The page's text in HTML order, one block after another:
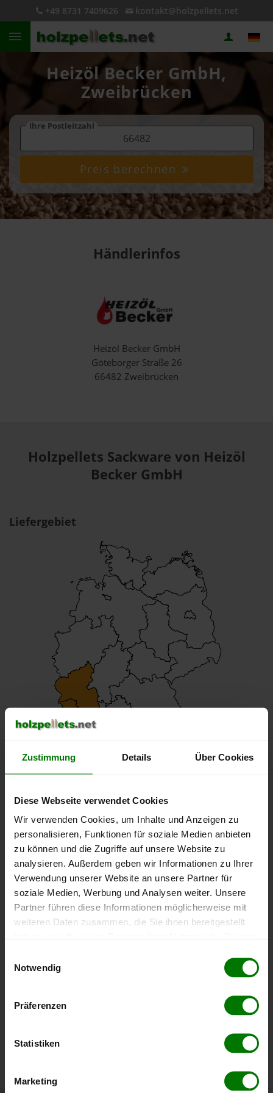
Zustimmung Details Über Cookies
Diese Webseite verwendet Cookies
Wir verwenden Cookies, um Inhalte und Anzeigen zu
personalisieren, Funktionen für soziale Medien anbieten
zu können und die Zugriffe auf unsere Website zu
analysieren. Außerdem geben wir Informationen zu Ihrer
Verwendung unserer Website an unsere Partner für
soziale Medien, Werbung und Analysen weiter. Unsere
Partner führen diese Informationen möglicherweise mit
weiteren Daten zusammen, die Sie ihnen bereitgestellt
Notwendig
Präferenzen
Statistiken
Marketing
+49 8731 7409626 kontakt@holzpellets.net
Heizöl Becker GmbH,
Zweibrücken
Ihre Postleitzahl
Preis berechnen
Händlerinfos
Heizöl Becker GmbH
Göteborger Straße 26
66482 Zweibrücken
Holzpellets Sackware von Heizöl
Becker GmbH
Liefergebiet
Pellets-Qualität
ENplus-A1
Zahlungsarten
Bankeinzug Barzahlung EC-Karte
Durchschnittliche Lieferfrist
Extra-Optionen
Liefergebietes verfügbar und es muss nicht jede Postleitzahl im
Bundesland beliefert werden!